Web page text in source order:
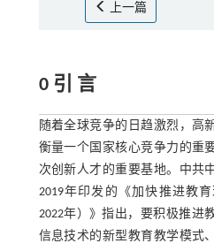
上一篇
0 引 言
随着全球竞争的日趋激烈，高
衡量一个国家核心竞争力的重
次创新人才的重要基地。中共
2019年印发的《加快推进教
2022年）》指出，要积极推进
信息技术的新型教育教学模式